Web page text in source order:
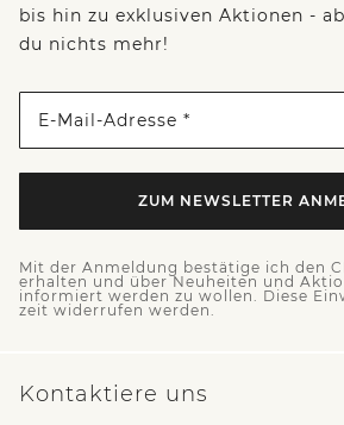
bis hin zu exklusiven Aktionen -
du nichts mehr!
E-Mail-Adresse *
ZUM NEWSLETTER
Mit der Anmeldung bestätige ich den
erhalten und über Neuheiten und
informiert werden zu wollen. Diese
zeit widerrufen werden.
Kontaktiere uns